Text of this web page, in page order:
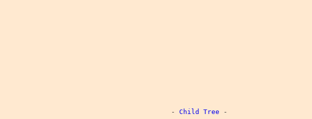
- Child Tree -